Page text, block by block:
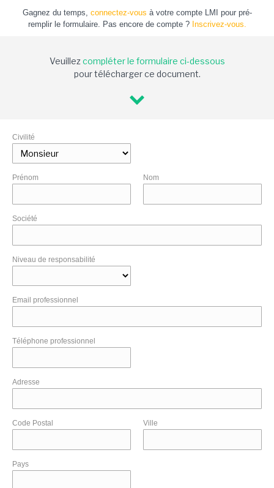
Gagnez du temps, connectez-vous à votre compte LMI pour pré-
remplir le formulaire. Pas encore de compte ? Inscrivez-vous.
Veuillezcompléter le formulaire ci-dessous
pour télécharger ce document.
Civilité
Prénom Nom
Société
Niveau de responsabilité
Email professionnel
Téléphone professionnel
Adresse
Code Postal Ville
Pays